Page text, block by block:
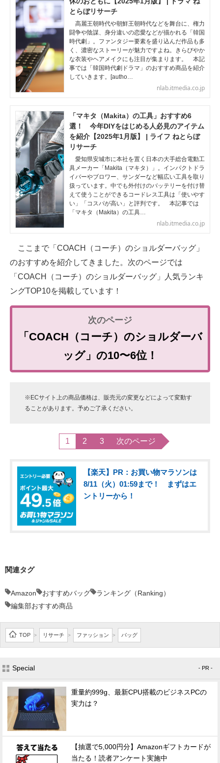
とらぼリサーチ
高麗王朝時代や朝鮮王朝時代などを舞台に、権力
闘争や陰謀、身分違いの恋愛などが描かれる「韓国
時代劇」。ファンタジー要素を盛り込んだ作品も多
く、濃密なストーリーが魅力ですよね。きらびやか
な衣装やヘアメイクにも注目が集まります。 本記
事では「韓国時代劇ドラマ」のおすすめ商品を紹介
していきます。[autho…
nlab.itmedia.co.jp
「マキタ（Makita）の工具」おすすめ6
選！ 今年DIYをはじめる人必見のアイテム
を紹介【2025年1月版】 | ライフ ねとらぼ
リサーチ
愛知県安城市に本社を置く日本の大手総合電動工
具メーカー「Makita（マキタ）」。インパクトドラ
イバーやブロワー、サンダーなど幅広い工具を取り
扱っています。中でも外付けのバッテリーを付け替
えて使うことができるコードレス工具は「使いやす
い」「コスパが高い」と評判です。 本記事では
「マキタ（Makita）の工具…
nlab.itmedia.co.jp
ここまで「COACH（コーチ）のショルダーバッグ」
のおすすめを紹介してきました。次のページでは
「COACH（コーチ）のショルダーバッグ」人気ランキ
ングTOP10を掲載しています！
「COACH（コーチ）のショルダーバ
ッグ」の10〜6位！
※ECサイト上の商品価格は、販売元の変更などによって変動す
ることがあります。予めご了承ください。
1 2 3 次のページ
【楽天】PR：お買い物マラソンは
8/11（火）01:59まで！ まずはエ
ントリーから！
関連タグ
Amazon おすすめバッグ
ランキング（Ranking）
編集部おすすめ商品
TOP > リサーチ > ファッション > バッグ
Special - PR -
重量約999g、最新CPU搭載のビジネスPCの
実力は？
【抽選で5,000円分】Amazonギフトカードが
当たる！読者アンケート実施中